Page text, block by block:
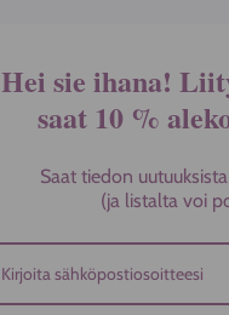
Hei sie ihana!
saat 10 %
Saat tiedon
(ja listalta voi